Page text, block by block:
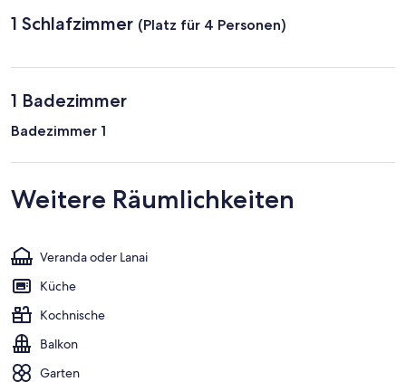
1 Schlafzimmer (Platz für 4 Personen)
1 Badezimmer
Badezimmer 1
Weitere Räumlichkeiten
Veranda oder Lanai
Küche
Kochnische
Balkon
Garten